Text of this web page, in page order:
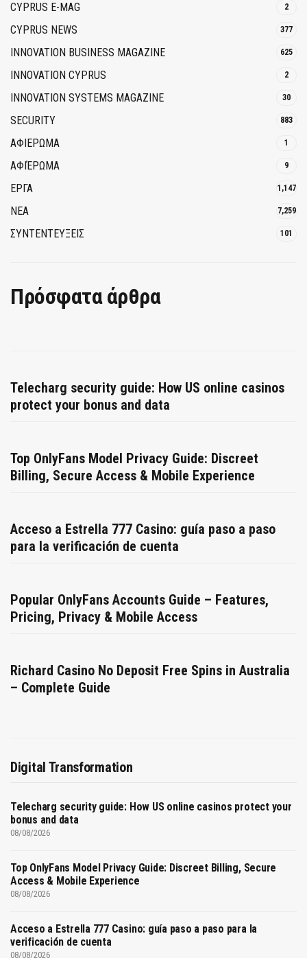
CYPRUS E-MAG 2
CYPRUS NEWS 377
INNOVATION BUSINESS MAGAZINE 625
INNOVATION CYPRUS 2
INNOVATION SYSTEMS MAGAZINE 30
SECURITY 883
ΑΦΙΕΡΩΜΑ 1
ΑΦΙΈΡΩΜΑ 9
ΕΡΓΑ 1,147
ΝΕΑ 7,259
ΣΥΝΤΕΝΤΕΥΞΕΙΣ 101
Πρόσφατα άρθρα
Telecharg security guide: How US online casinos
protect your bonus and data
Top OnlyFans Model Privacy Guide: Discreet
Billing, Secure Access & Mobile Experience
Acceso a Estrella 777 Casino: guía paso a paso
para la verificación de cuenta
Popular OnlyFans Accounts Guide – Features,
Pricing, Privacy & Mobile Access
Richard Casino No Deposit Free Spins in Australia
– Complete Guide
Digital Transformation
Telecharg security guide: How US online casinos protect your
bonus and data
08/08/2026
Top OnlyFans Model Privacy Guide: Discreet Billing, Secure
Access & Mobile Experience
08/08/2026
Acceso a Estrella 777 Casino: guía paso a paso para la
verificación de cuenta
08/08/2026